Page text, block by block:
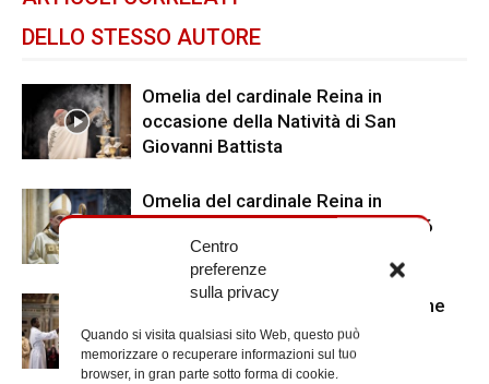
Centro
preferenze
sulla privacy
Quando si visita qualsiasi sito Web, questo può
memorizzare o recuperare informazioni sul tuo
browser, in gran parte sotto forma di cookie.
DELLO STESSO AUTORE
Omelia del cardinale Reina in
occasione della Natività di San
Giovanni Battista
Omelia del cardinale Reina in
occasione del Corpus Domini 2026
Ringraziamenti del vicario al termine
dell’Anno Santo